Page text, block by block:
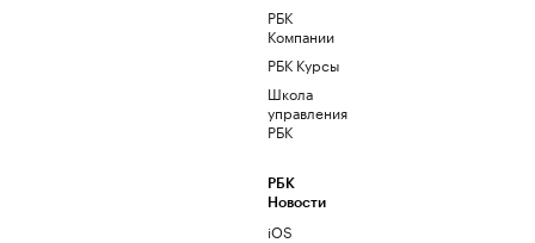
РБК
Компании
РБК Курсы
Школа
управления
РБК
РБК
Новости
iOS